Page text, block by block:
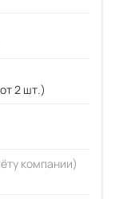
2 шт.)
компании)